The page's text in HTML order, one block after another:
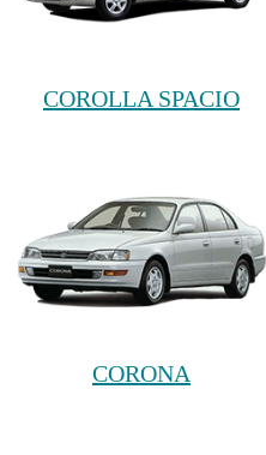
COROLLA SPACIO
CORONA